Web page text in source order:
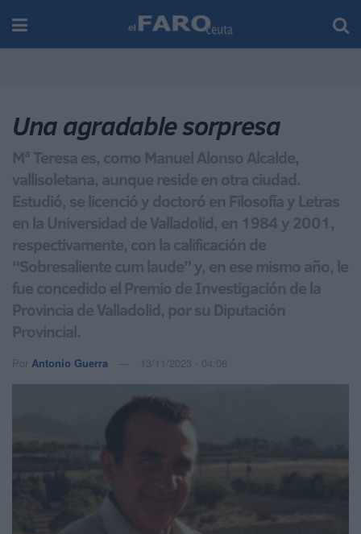
Una agradable sorpresa
Mª Teresa es, como Manuel Alonso Alcalde,
vallisoletana, aunque reside en otra ciudad.
Estudió, se licenció y doctoró en Filosofía y Letras
en la Universidad de Valladolid, en 1984 y 2001,
respectivamente, con la calificación de
“Sobresaliente cum laude” y, en ese mismo año, le
fue concedido el Premio de Investigación de la
Provincia de Valladolid, por su Diputación
Provincial.
Por Antonio Guerra 13/11/2023 - 04:08